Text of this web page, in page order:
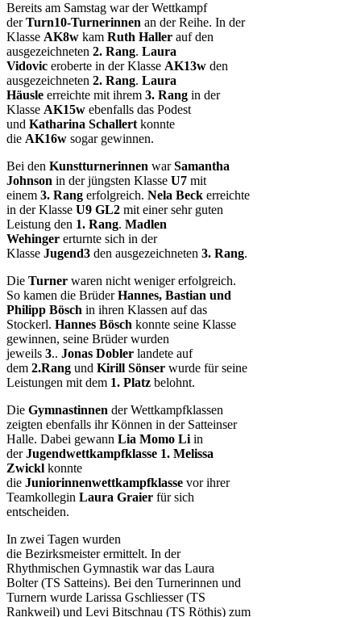
Bereits am Samstag war der Wettkampf
derTurn10-Turnerinnen an der Reihe. In der
Klasse AK8w kam Ruth Haller auf den
ausgezeichneten 2. Rang. Laura
Vidovic eroberte in der Klasse AK13w den
ausgezeichneten 2. Rang. Laura
Häusle erreichte mit ihrem 3. Rang in der
Klasse AK15w ebenfalls das Podest
und Katharina Schallertkonnte
die AK16w sogar gewinnen.
Bei den Kunstturnerinnen warSamantha
Johnson in der jüngsten Klasse U7 mit
einem 3. Rang erfolgreich. Nela Beck erreichte
in der Klasse U9 GL2 mit einer sehr guten
Leistung den 1. Rang. Madlen
Wehinger erturnte sich in der
Klasse Jugend3 den ausgezeichneten 3. Rang.
Die Turner waren nicht weniger erfolgreich.
So kamen die BrüderHannes, Bastian und
Philipp Bösch in ihren Klassen auf das
Stockerl. Hannes Bösch konnte seine Klasse
gewinnen, seine Brüder wurden
jeweils 3.. Jonas Dobler landete auf
dem 2.Rang und Kirill Sönser wurde für seine
Leistungen mit dem 1. Platz belohnt.
Die Gymnastinnen der Wettkampfklassen
zeigten ebenfalls ihr Können in der Satteinser
Halle. Dabei gewann Lia Momo Liin
derJugendwettkampfklasse 1. Melissa
Zwickl konnte
die Juniorinnenwettkampfklasse vor ihrer
Teamkollegin Laura Graier für sich
entscheiden.
In zwei Tagen wurden
die Bezirksmeister ermittelt. In der
Rhythmischen Gymnastik war das Laura
Bolter (TS Satteins). Bei den Turnerinnen und
Turnern wurde Larissa Gschliesser (TS
Rankweil) und Levi Bitschnau (TS Röthis) zum